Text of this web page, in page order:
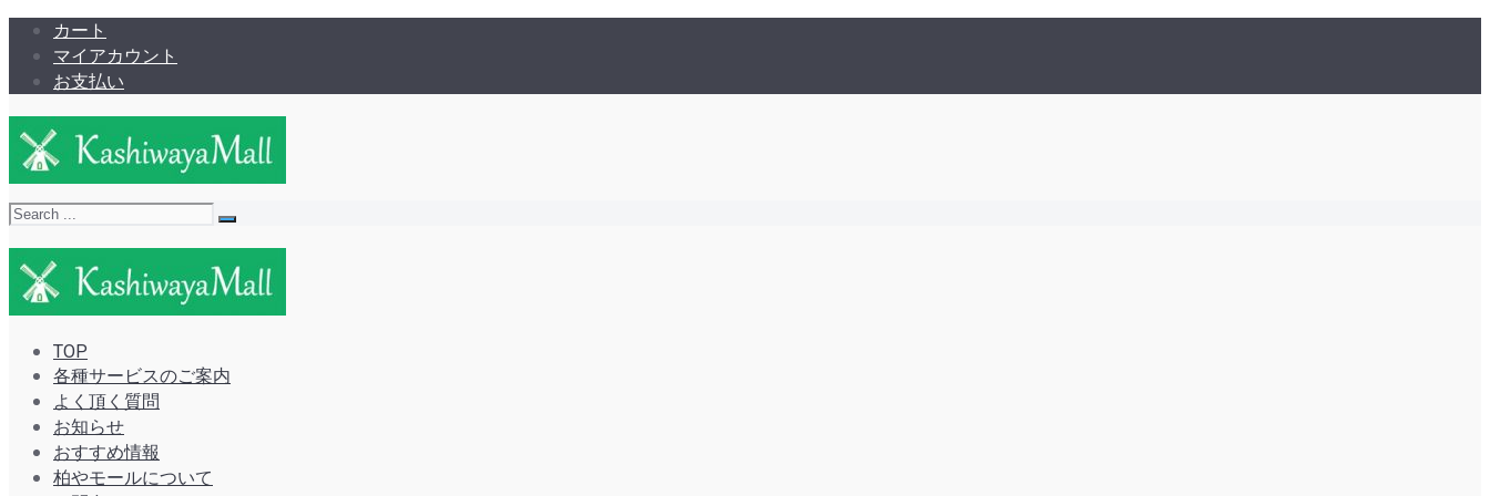
カート
マイアカウント
お支払い
TOP
各種サービスのご案内
よく頂く質問
お知らせ
おすすめ情報
柏やモールについて